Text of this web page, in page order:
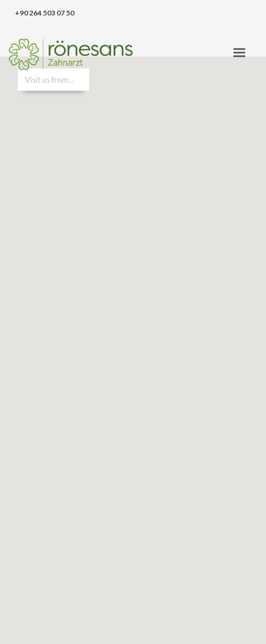
‪+90 264 503 07 50‬